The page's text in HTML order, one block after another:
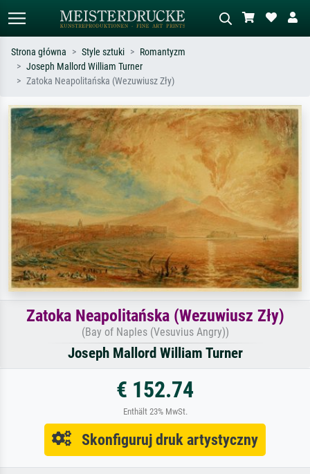
Wyszukiwanie standardowe
Monet, Gwiaździsta noc,
impresjonizm, fala Hokusaia, akt.
abstrakcja z czerwienią, ciemny olej,
stojący akt obok drzewa.
Strona główna Style sztuki
Romantyzm
Joseph Mallord William Turner
Zatoka Neapolitańska (Wezuwiusz Zły)
Zatoka Neapolitańska (Wezuwiusz Zły)
(Bay of Naples (Vesuvius Angry))
Joseph Mallord William Turner
€ 152.74
Enthält 23% MwSt.
Skonfiguruj druk artystyczny